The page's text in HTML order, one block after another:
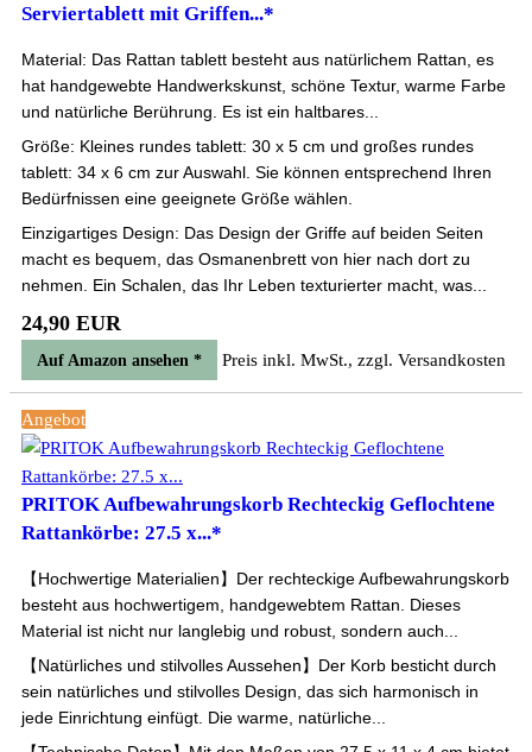
Serviertablett mit Griffen...*
Material: Das Rattan tablett besteht aus natürlichem Rattan, es
hat handgewebte Handwerkskunst, schöne Textur, warme Farbe
und natürliche Berührung. Es ist ein haltbares...
Größe: Kleines rundes tablett: 30 x 5 cm und großes rundes
tablett: 34 x 6 cm zur Auswahl. Sie können entsprechend Ihren
Bedürfnissen eine geeignete Größe wählen.
Einzigartiges Design: Das Design der Griffe auf beiden Seiten
macht es bequem, das Osmanenbrett von hier nach dort zu
nehmen. Ein Schalen, das Ihr Leben texturierter macht, was...
24,90 EUR
Auf Amazon ansehen * Preis inkl. MwSt., zzgl. Versandkosten
Angebot
PRITOK Aufbewahrungskorb Rechteckig Geflochtene
Rattankörbe: 27.5 x...*
【Hochwertige Materialien】Der rechteckige Aufbewahrungskorb
besteht aus hochwertigem, handgewebtem Rattan. Dieses
Material ist nicht nur langlebig und robust, sondern auch...
【Natürliches und stilvolles Aussehen】Der Korb besticht durch
sein natürliches und stilvolles Design, das sich harmonisch in
jede Einrichtung einfügt. Die warme, natürliche...